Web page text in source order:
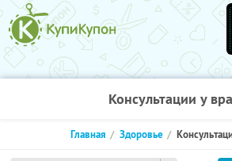
Консультации у
Главная Здоровье